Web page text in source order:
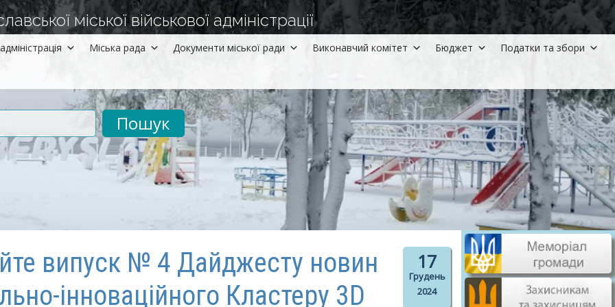
міської військової адміністрації
Міська рада Документи міської ради Виконавчий комітет Бюджет Податки та збори
17
Грудень
2024
випуск № 4 Дайджесту новин
інноваційного Кластеру 3D